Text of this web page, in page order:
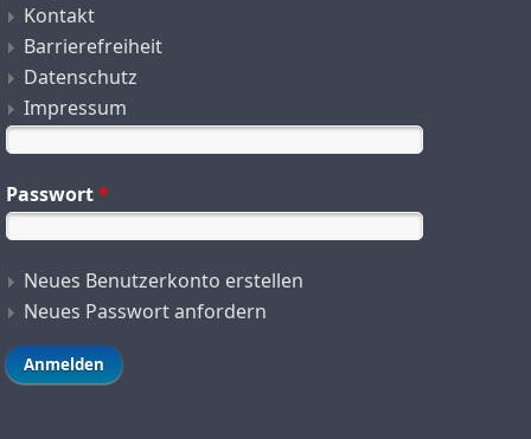
Kontakt
Barrierefreiheit
Datenschutz
Impressum
Passwort*
Neues Benutzerkonto erstellen
Neues Passwort anfordern